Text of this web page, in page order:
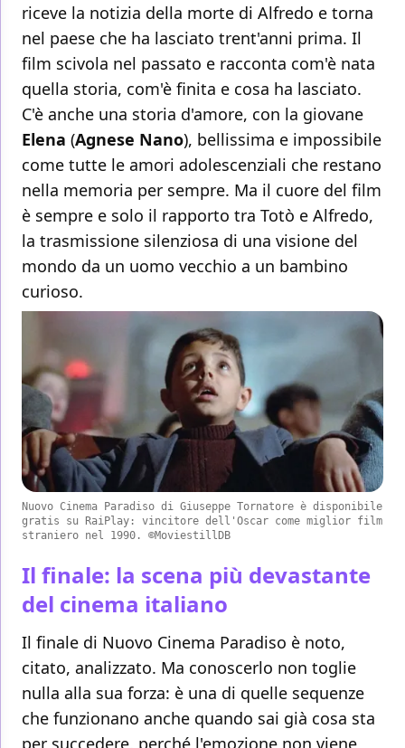
riceve la notizia della morte di Alfredo e torna
nel paese che ha lasciato trent'anni prima. Il
film scivola nel passato e racconta com'è nata
quella storia, com'è finita e cosa ha lasciato.
C'è anche una storia d'amore, con la giovane
Elena (Agnese Nano), bellissima e impossibile
come tutte le amori adolescenziali che restano
nella memoria per sempre. Ma il cuore del film
è sempre e solo il rapporto tra Totò e Alfredo,
la trasmissione silenziosa di una visione del
mondo da un uomo vecchio a un bambino
curioso.
Nuovo Cinema Paradiso di Giuseppe Tornatore è disponibile
gratis su RaiPlay: vincitore dell'Oscar come miglior film
straniero nel 1990. ©MoviestillDB
Il finale: la scena più devastante
del cinema italiano
Il finale di Nuovo Cinema Paradiso è noto,
citato, analizzato. Ma conoscerlo non toglie
nulla alla sua forza: è una di quelle sequenze
che funzionano anche quando sai già cosa sta